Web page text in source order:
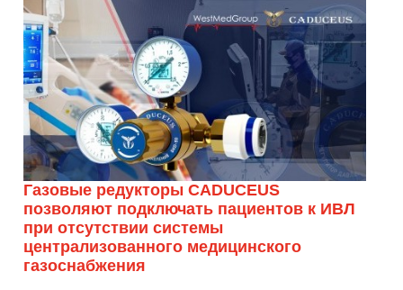
Газовые редукторы CADUCEUS
позволяют подключать пациентов к ИВЛ
при отсутствии системы
централизованного медицинского
газоснабжения